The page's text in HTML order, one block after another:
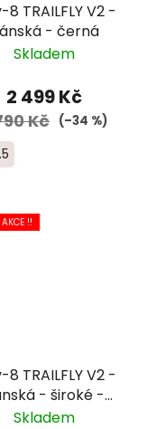
8 TRAILFLY V2 -
- černá
Skladem
2 499 Kč
Kč (–34 %)
!!
8 TRAILFLY V2 -
- široké -
modrá
Skladem